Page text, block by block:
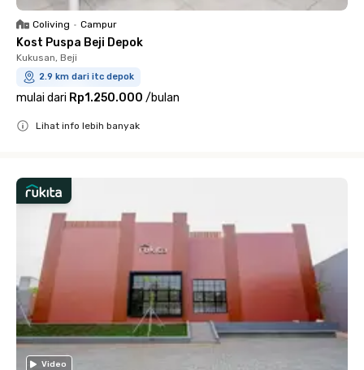
Coliving • Campur
Kost Puspa Beji Depok
Kukusan, Beji
2.9 km dari itc depok
mulai dari Rp1.250.000 /bulan
Lihat info lebih banyak
Video